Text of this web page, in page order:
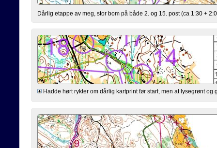
Dårlig etappe av meg, stor bom på både 2. og 15. post (ca 1:30 +
Hadde hørt rykter om dårlig kartprint før start, men at lysegrønt